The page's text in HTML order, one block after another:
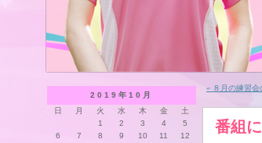
2019年10月
日
月 火 水 木 金
土
1
2 3 4
5
6
7 8 9 10 11
12
« ８月の練習会
番組